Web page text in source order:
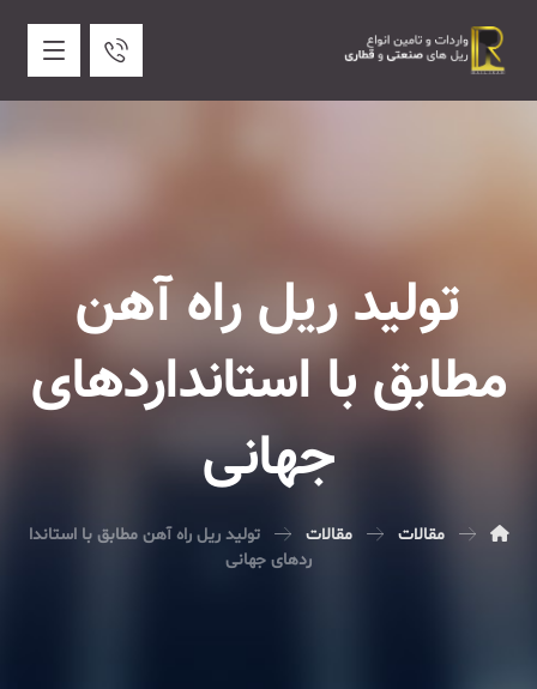
تولید ریل راه آهن
مطابق با استانداردهای
جهانی
مقالات مقالات
تولید ریل راه آهن مطابق با استاندا
ردهای جهانی